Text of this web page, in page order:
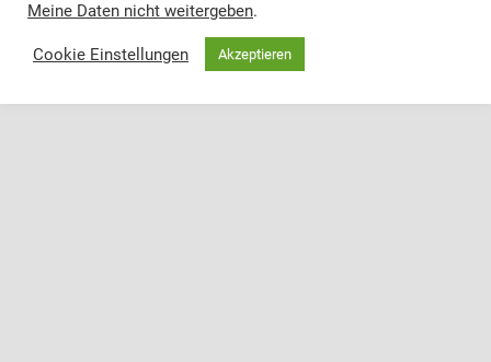
Meine Daten nicht weitergeben.
Cookie Einstellungen Akzeptieren